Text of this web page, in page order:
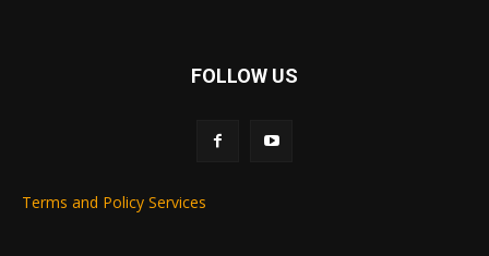
FOLLOW US
Terms and Policy Services